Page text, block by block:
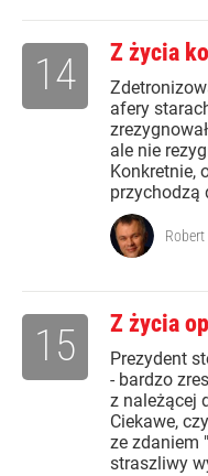
Z życia
afery
ale nie
Konkretnie,
przychodzą
14
Z życia
Prezydent
- bardzo
z należącej
Ciekawe,
ze zdaniem
straszliwy
15